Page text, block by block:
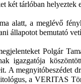
két tárlóban helyeztek
alatt, a meglévő
állapotot bemutató
Polgár
igazgatója
A megnyitóbeszédet
a VERITAS